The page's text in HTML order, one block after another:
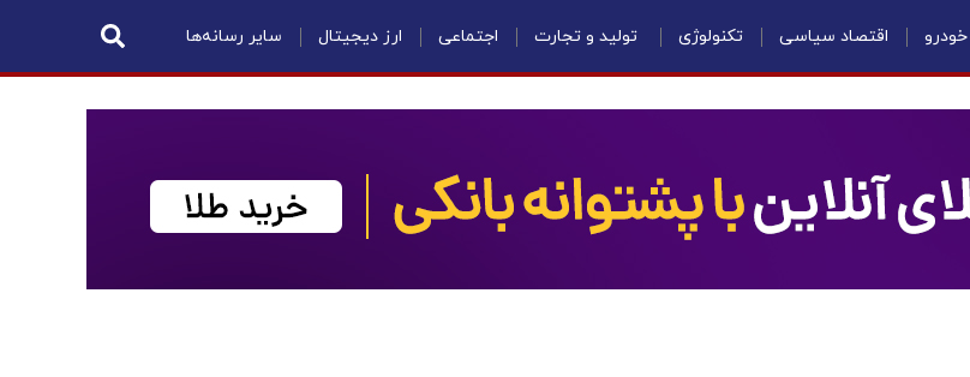
خودرو اقتصاد سیاسی تکنولوژی تولید و تجارت اجتماعی ارز دیجیتال سایر رسانه‌ها